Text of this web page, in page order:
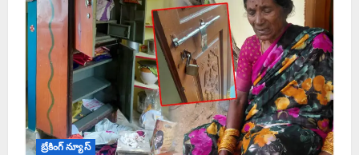
బ్రేకింగ్ న్యూస్